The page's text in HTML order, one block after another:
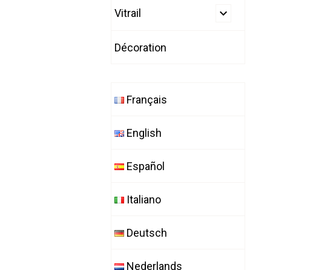
Vitrail
Décoration
Français
English
Español
Italiano
Deutsch
Nederlands